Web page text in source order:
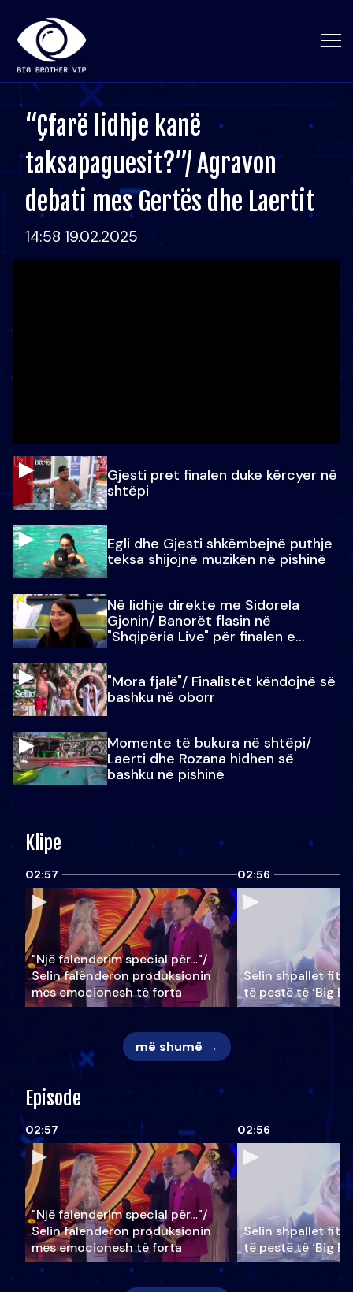
“Çfarë lidhje kanë
taksapaguesit?”/ Agravon
debati mes Gertës dhe Laertit
14:58 19.02.2025
Gjesti pret finalen duke kërcyer në
shtëpi
Egli dhe Gjesti shkëmbejnë puthje
teksa shijojnë muzikën në pishinë
Në lidhje direkte me Sidorela
Gjonin/ Banorët flasin në
"Shqipëria Live" për finalen e
"Mora fjalë"/ Finalistët këndojnë së
bashku në oborr
Momente të bukura në shtëpi/
Laerti dhe Rozana hidhen së
bashku në pishinë
Klipe
02:57
"Një falenderim special për…"/
Selin falënderon produksionin
mes emocionesh të forta
02:56
Selin shpallet
të pestë të ‘Big
më shumë →
Episode
02:57
"Një falenderim special për…"/
Selin falënderon produksionin
mes emocionesh të forta
02:56
Selin shpallet
të pestë të ‘Big